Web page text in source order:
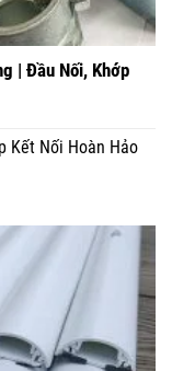
| Đầu Nối, Khớp
Kết Nối Hoàn Hảo